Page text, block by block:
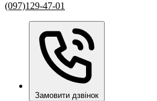
(097)129-47-01
Замовити дзвінок